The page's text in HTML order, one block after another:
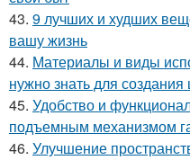
43. 9 лучших и худших
вашу жизнь
44. Материалы и виды
нужно знать для
45. Удобство и
подъемным механизмом
46. Улучшение